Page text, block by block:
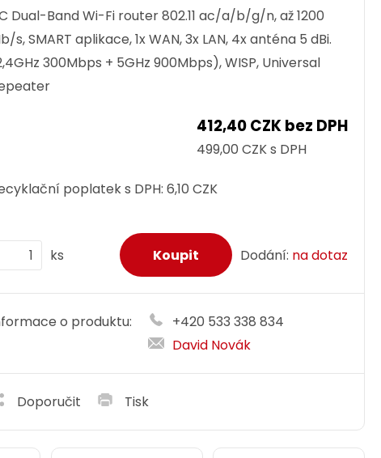
Dual-Band Wi-Fi router 802.11 ac/a/b/g/n, až 1200
s, SMART aplikace, 1x WAN, 3x LAN, 4x anténa 5 dBi.
300Mbps + 5GHz 900Mbps), WISP, Universal
412,40 CZK bez DPH
499,00 CZK s DPH
poplatek s DPH: 6,10 CZK
ks Dodání: na dotaz
o produktu:
+420 533 338 834
David Novák
Doporučit Tisk